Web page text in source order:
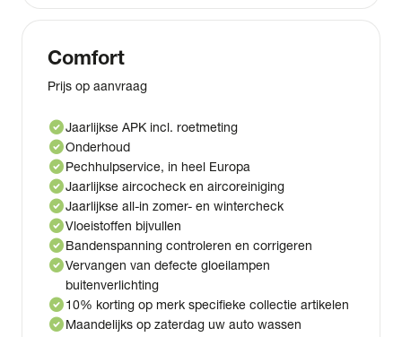
Comfort
Prijs op aanvraag
check_circleJaarlijkse APK incl. roetmeting
check_circleOnderhoud
check_circlePechhulpservice, in heel Europa
check_circleJaarlijkse aircocheck en aircoreiniging
check_circleJaarlijkse all-in zomer- en wintercheck
check_circleVloeistoffen bijvullen
check_circleBandenspanning controleren en corrigeren
check_circleVervangen van defecte gloeilampen
buitenverlichting
check_circle10% korting op merk specifieke collectie artikelen
check_circleMaandelijks op zaterdag uw auto wassen